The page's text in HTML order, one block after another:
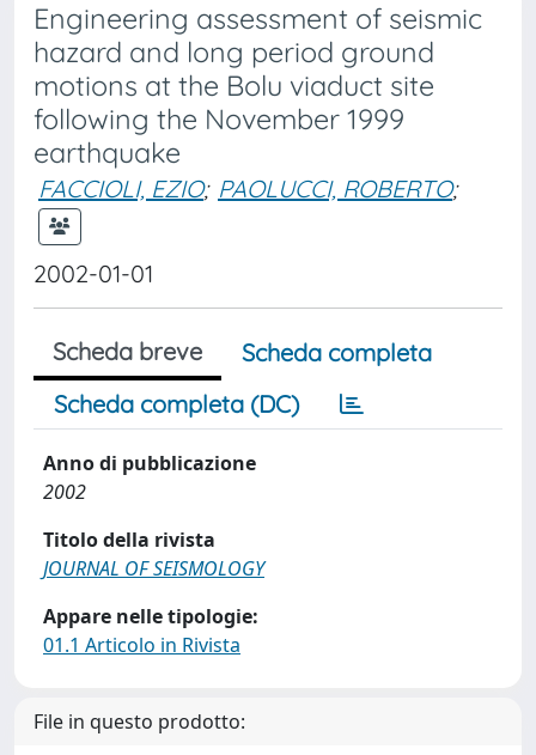
Engineering assessment of seismic
hazard and long period ground
motions at the Bolu viaduct site
following the November 1999
earthquake
FACCIOLI, EZIO; PAOLUCCI, ROBERTO;
2002-01-01
Scheda breve
Scheda completa
Scheda completa (DC)
Anno di pubblicazione
2002
Titolo della rivista
JOURNAL OF SEISMOLOGY
Appare nelle tipologie:
01.1 Articolo in Rivista
File in questo prodotto: